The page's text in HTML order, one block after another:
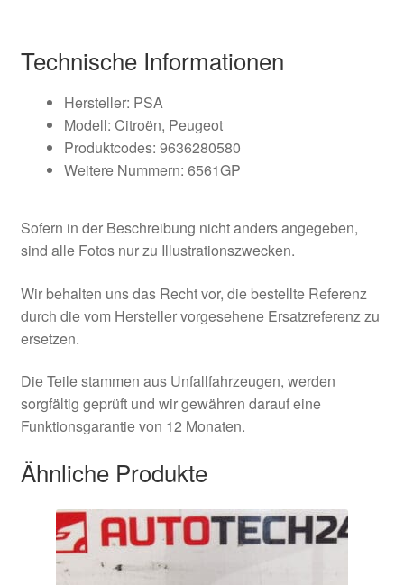
Technische Informationen
Hersteller: PSA
Modell: Citroën, Peugeot
Produktcodes: 9636280580
Weitere Nummern: 6561GP
Sofern in der Beschreibung nicht anders angegeben,
sind alle Fotos nur zu Illustrationszwecken.
Wir behalten uns das Recht vor, die bestellte Referenz
durch die vom Hersteller vorgesehene Ersatzreferenz zu
ersetzen.
Die Teile stammen aus Unfallfahrzeugen, werden
sorgfältig geprüft und wir gewähren darauf eine
Funktionsgarantie von 12 Monaten.
Ähnliche Produkte